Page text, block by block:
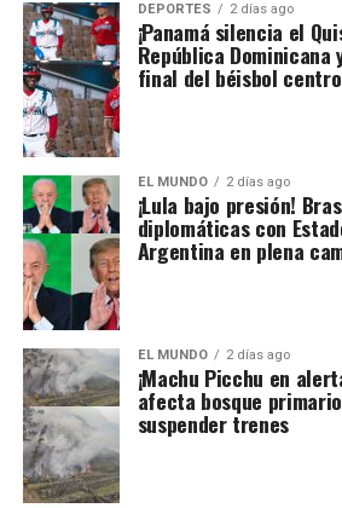
DEPORTES 2 días ago
¡Panamá silencia el
República Dominicana
final del béisbol
EL MUNDO 2 días ago
¡Lula bajo presión!
diplomáticas con
Argentina en plena
EL MUNDO 2 días ago
¡Machu Picchu en
afecta bosque
suspender trenes